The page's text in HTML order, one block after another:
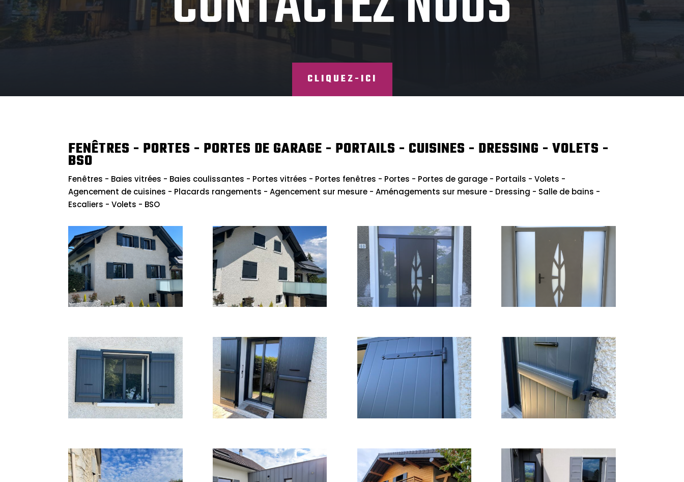
CLIQUEZ-ICI
FENÊTRES - PORTES - PORTES DE GARAGE - PORTAILS - CUISINES - DRESSING - VOLETS -
BSO
Fenêtres - Baies vitrées - Baies coulissantes - Portes vitrées - Portes fenêtres - Portes - Portes de garage - Portails - Volets -
Agencement de cuisines - Placards rangements - Agencement sur mesure - Aménagements sur mesure - Dressing - Salle de bains -
Escaliers - Volets - BSO